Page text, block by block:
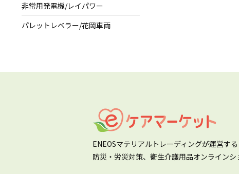
非常用発電機/レイパワー
パレットレベラー/花岡車両
ENEOSマテリアルトレーディングが運営する
防災・労災対策、衛生介護用品オンラインシ